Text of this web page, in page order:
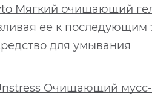
Мягкий очищающий
ее к последующим
для умывания
Очищающий